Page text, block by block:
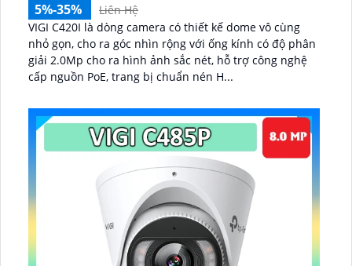
5%-35%
Liên Hệ
VIGI C420I là dòng camera có thiết kế dome vô cùng
nhỏ gọn, cho ra góc nhìn rộng với ống kính có độ phân
giải 2.0Mp cho ra hình ảnh sắc nét, hỗ trợ công nghệ
cấp nguồn PoE, trang bị chuẩn nén H...